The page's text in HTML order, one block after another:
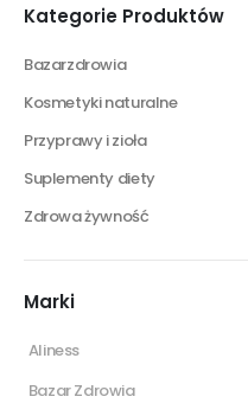
Kategorie Produktów
Bazarzdrowia
Kosmetyki naturalne
Przyprawy i zioła
Suplementy diety
Zdrowa żywność
Marki
Aliness
Bazar Zdrowia